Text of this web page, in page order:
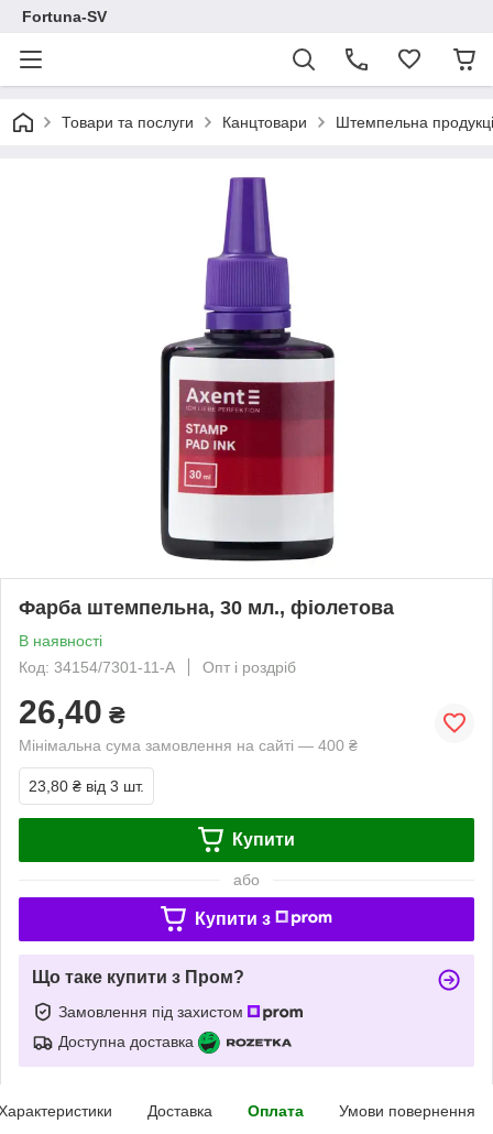
Fortuna-SV
Товари та послуги Канцтовари Штемпельна
Фарба штемпельна, 30 мл., фіолетова
В наявності
Код: 34154/7301-11-A
Опт і роздріб
26,40 ₴
Мінімальна сума замовлення на сайті — 400 ₴
23,80 ₴ від 3 шт.
Купити
або
Купити з
Що таке купити з Пром?
Замовлення під захистом
Доступна доставка
Доставка Оплата Умови повернення